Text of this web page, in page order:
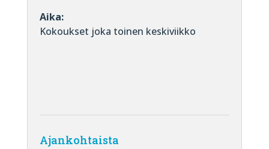
Aika:
Kokoukset joka toinen keskiviikko
Ajankohtaista